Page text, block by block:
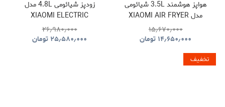
هواپز هوشمند 3.5L شیائومی
مدل XIAOMI AIR FRYER
MAF02
۱۵٫۶۷۰٫۰۰۰
۱۴٫۶۵۰٫۰۰۰ تومان
زودپز شیائومی 4.8L مدل
XIAOMI ELECTRIC
PRESSURE COOKER
۲۶٫۹۸۰٫۰۰۰
۲۵٫۵۸۰٫۰۰۰ تومان
تخفیف